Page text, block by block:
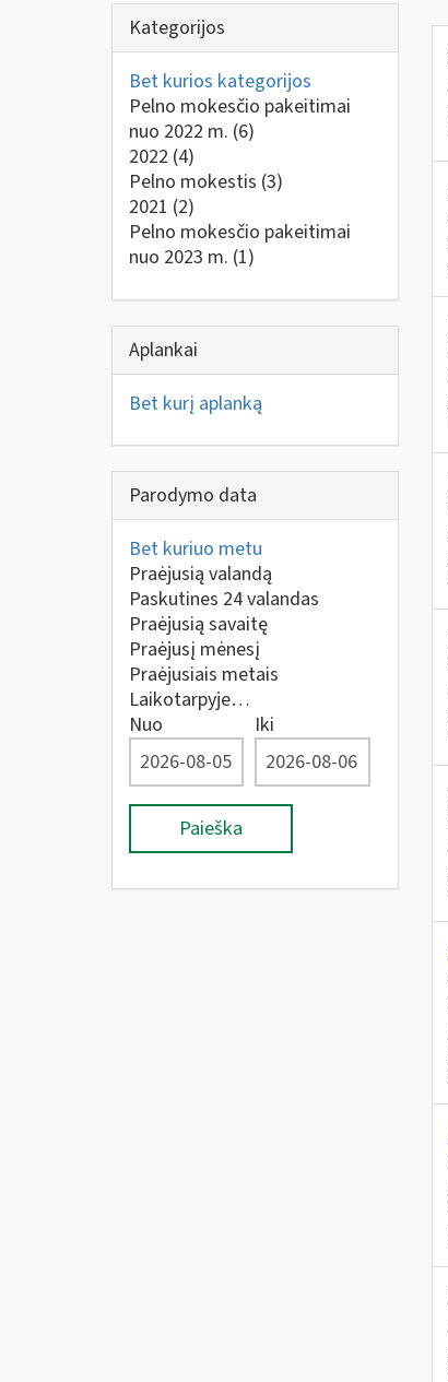
Kategorijos
Bet kurios kategorijos
Pelno mokesčio pakeitimai
nuo 2022 m. (6)
2022 (4)
Pelno mokestis (3)
2021 (2)
Pelno mokesčio pakeitimai
nuo 2023 m. (1)
Aplankai
Bet kurį aplanką
Parodymo data
Bet kuriuo metu
Praėjusią valandą
Paskutines 24 valandas
Praėjusią savaitę
Praėjusį mėnesį
Praėjusiais metais
Laikotarpyje…
Nuo
Iki
Paieška